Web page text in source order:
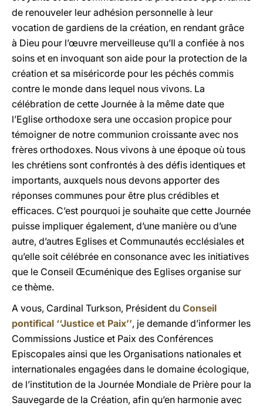
de renouveler leur adhésion personnelle à leur
vocation de gardiens de la création, en rendant grâce
à Dieu pour l’œuvre merveilleuse qu’Il a confiée à nos
soins et en invoquant son aide pour la protection de la
création et sa miséricorde pour les péchés commis
contre le monde dans lequel nous vivons. La
célébration de cette Journée à la même date que
l’Eglise orthodoxe sera une occasion propice pour
témoigner de notre communion croissante avec nos
frères orthodoxes. Nous vivons à une époque où tous
les chrétiens sont confrontés à des défis identiques et
importants, auxquels nous devons apporter des
réponses communes pour être plus crédibles et
efficaces. C’est pourquoi je souhaite que cette Journée
puisse impliquer également, d’une manière ou d’une
autre, d’autres Eglises et Communautés ecclésiales et
qu’elle soit célébrée en consonance avec les initiatives
que le Conseil Œcuménique des Eglises organise sur
ce thème.
A vous, Cardinal Turkson, Président du Conseil
pontifical ‘‘Justice et Paix’’, je demande d’informer les
Commissions Justice et Paix des Conférences
Episcopales ainsi que les Organisations nationales et
internationales engagées dans le domaine écologique,
de l’institution de la Journée Mondiale de Prière pour la
Sauvegarde de la Création, afin qu’en harmonie avec